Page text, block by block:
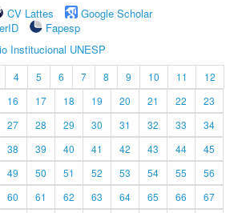
CV Lattes
Google Scholar
Fapesp
Institucional UNESP
4 5 6 7 8 9 10 11
12
16 17 18 19 20 21 22
23
27 28 29 30 31 32 33
34
38 39 40 41 42 43 44
45
49 50 51 52 53 54 55
56
60 61 62 63 64 65 66
67